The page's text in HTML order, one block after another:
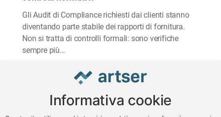
Gli Audit di Compliance richiesti dai clienti stanno
diventando parte stabile dei rapporti di fornitura.
Non si tratta di controlli formali: sono verifiche
sempre più…
Informativa cookie